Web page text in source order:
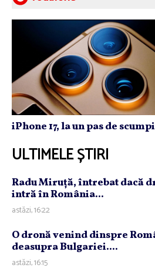
iPhone 17, la un pas de
ULTIMELE ȘTIRI
Radu Miruţă, întrebat dacă
intră în România...
astăzi, 16:22
O dronă venind dinspre
deasupra Bulgariei....
astăzi, 16:15